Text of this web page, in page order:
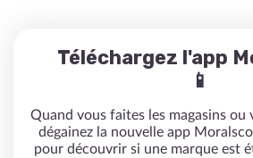
Téléchargez l'app
📱
Quand vous faites les magasins ou
dégainez la nouvelle app
pour découvrir si une marque est